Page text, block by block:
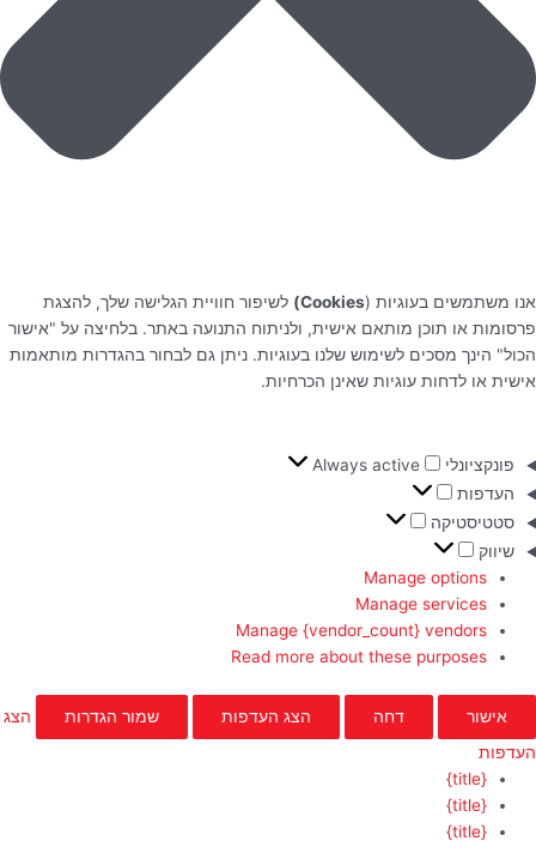
אנו משתמשים בעוגיות (Cookies)
לשיפור חוויית הגלישה שלך, להצגת
פרסומות או תוכן מותאם אישית, ולניתוח התנועה באתר. בלחיצה על "אישור
הכול" הינך מסכים לשימוש שלנו בעוגיות. ניתן גם לבחור בהגדרות מותאמות
אישית או לדחות עוגיות שאינן הכרחיות.
פונקציונלי
Always active
העדפות
סטטיסטיקה
שיווק
Manage options
Manage services
Manage {vendor_count} vendors
Read more about these purposes
אישור דחה הצג העדפות שמור הגדרות
הצג
העדפות
{title}
{title}
{title}